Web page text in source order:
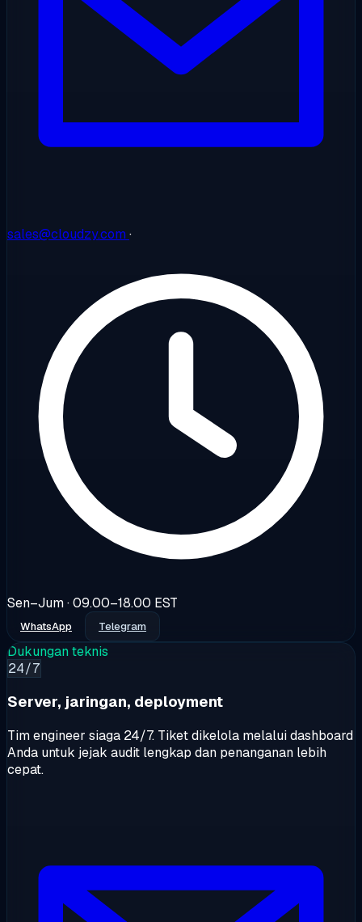
sales@cloudzy.com ·
Sen–Jum · 09.00–18.00 EST
WhatsApp Telegram
Dukungan teknis
24/7
Server, jaringan, deployment
Tim engineer siaga 24/7. Tiket dikelola melalui dashboard
Anda untuk jejak audit lengkap dan penanganan lebih
cepat.